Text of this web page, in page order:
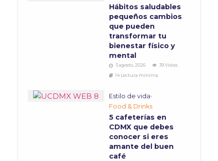
Hábitos saludables
pequeños cambios
que pueden
transformar tu
bienestar físico y
mental
3 agosto, 2026
39 Vistas
14 Lectura mínima
Estilo de vida•
Food & Drinks
5 cafeterías en
CDMX que debes
conocer si eres
amante del buen
café